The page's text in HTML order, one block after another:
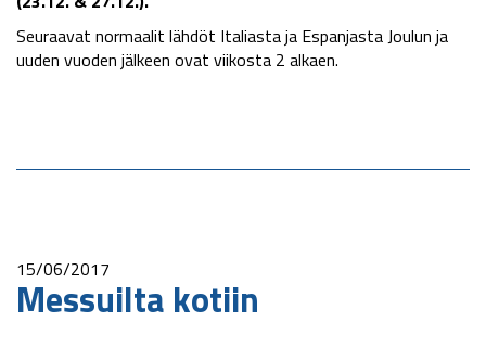
Seuraavat normaalit lähdöt Italiasta ja Espanjasta Joulun ja
uuden vuoden jälkeen ovat viikosta 2 alkaen.
15/06/2017
Messuilta kotiin